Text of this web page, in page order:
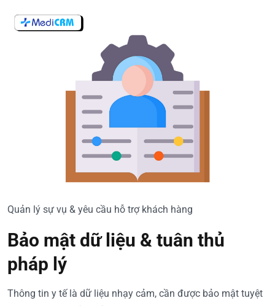
Quản lý sự vụ & yêu cầu hỗ trợ khách hàng
Bảo mật dữ liệu & tuân thủ
pháp lý
Thông tin y tế là dữ liệu nhạy cảm, cần được bảo mật tuyệt